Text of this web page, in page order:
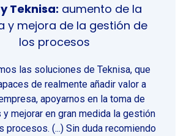
Teknisa: aumento de la
y mejora de la gestión de
los procesos
las soluciones de Teknisa, que
de realmente añadir valor a
apoyarnos en la toma de
mejorar en gran medida la gestión
procesos. (...) Sin duda recomiendo